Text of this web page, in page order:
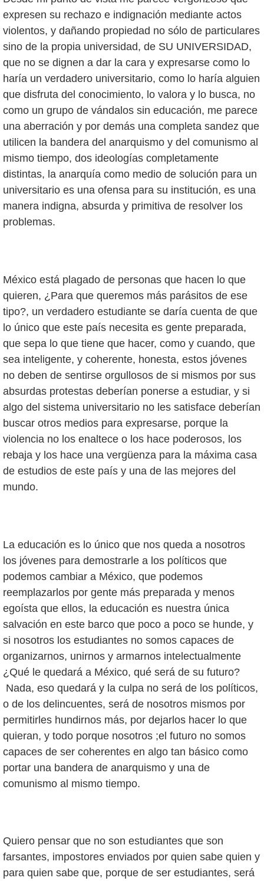
expresen su rechazo e indignación mediante actos
violentos, y dañando propiedad no sólo de particulares
sino de la propia universidad, de SU UNIVERSIDAD,
que no se dignen a dar la cara y expresarse como lo
haría un verdadero universitario, como lo haría alguien
que disfruta del conocimiento, lo valora y lo busca, no
como un grupo de vándalos sin educación, me parece
una aberración y por demás una completa sandez que
utilicen la bandera del anarquismo y del comunismo al
mismo tiempo, dos ideologías completamente
distintas, la anarquía como medio de solución para un
universitario es una ofensa para su institución, es una
manera indigna, absurda y primitiva de resolver los
problemas.
México está plagado de personas que hacen lo que
quieren, ¿Para que queremos más parásitos de ese
tipo?, un verdadero estudiante se daría cuenta de que
lo único que este país necesita es gente preparada,
que sepa lo que tiene que hacer, como y cuando, que
sea inteligente, y coherente, honesta, estos jóvenes
no deben de sentirse orgullosos de si mismos por sus
absurdas protestas deberían ponerse a estudiar, y si
algo del sistema universitario no les satisface deberían
buscar otros medios para expresarse, porque la
violencia no los enaltece o los hace poderosos, los
rebaja y los hace una vergüenza para la máxima casa
de estudios de este país y una de las mejores del
mundo.
La educación es lo único que nos queda a nosotros
los jóvenes para demostrarle a los políticos que
podemos cambiar a México, que podemos
reemplazarlos por gente más preparada y menos
egoísta que ellos, la educación es nuestra única
salvación en este barco que poco a poco se hunde, y
si nosotros los estudiantes no somos capaces de
organizarnos, unirnos y armarnos intelectualmente
¿Qué le quedará a México, qué será de su futuro?
Nada, eso quedará y la culpa no será de los políticos,
o de los delincuentes, será de nosotros mismos por
permitirles hundirnos más, por dejarlos hacer lo que
quieran, y todo porque nosotros ;el futuro no somos
capaces de ser coherentes en algo tan básico como
portar una bandera de anarquismo y una de
comunismo al mismo tiempo.
Quiero pensar que no son estudiantes que son
farsantes, impostores enviados por quien sabe quien y
para quien sabe que, porque de ser estudiantes, será